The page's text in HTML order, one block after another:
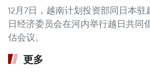
12月7日，越南计划投资部同日本
日经济委员会在河内举行越日共同
估会议。
更多